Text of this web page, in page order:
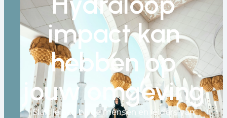
impact kan
hebben op
jouw omgeving
Sluit je aan bij de mensen en leiders van